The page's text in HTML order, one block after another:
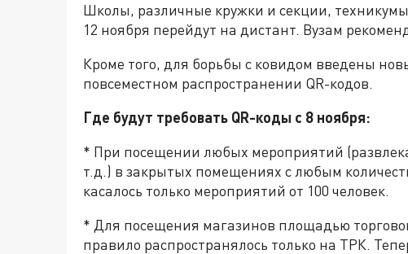
Школы, различные кружки и секции,
12 ноября перейдут на дистант. Вузам
Кроме того, для борьбы с ковидом введены
повсеместном распространении QR-кодов.
Где будут требовать QR-коды с 8 ноября:
* При посещении любых мероприятий
т.д.) в закрытых помещениях с любым
касалось только мероприятий от 100 человек.
* Для посещения магазинов площадью
правило распространялось только на ТРК.